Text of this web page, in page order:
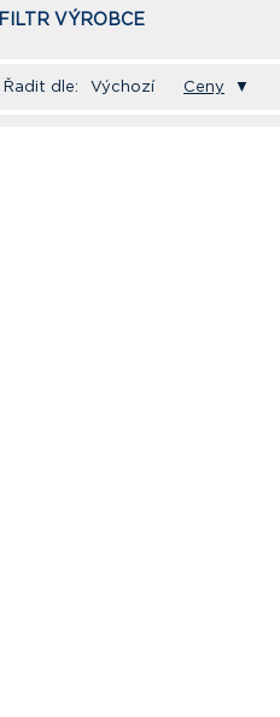
FILTR VÝROBCE
Řadit dle: Výchozí Ceny ▼